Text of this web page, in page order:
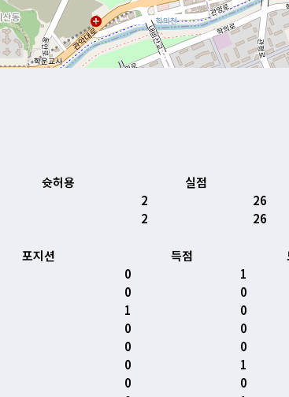
슛허용
실점
2
26
2 26
포지션 득점
0
1
0
0
1
0
0
0
0
0
0
1
0
0